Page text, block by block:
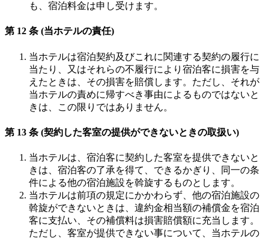
も、宿泊料金は申し受けます。
第 12 条 (当ホテルの責任)
当ホテルは宿泊契約及びこれに関連する契約の履行に
当たり、又はそれらの不履行により宿泊客に損害を与
えたときは、その損害を賠償します。ただし、それが
当ホテルの責めに帰すべき事由によるものではないと
きは、この限りではありません。
第 13 条 (契約した客室の提供ができないときの取扱い)
当ホテルは、宿泊客に契約した客室を提供できないと
きは、宿泊客の了承を得て、できるかぎり、同一の条
件による他の宿泊施設を斡旋するものとします。
当ホテルは前項の規定にかかわらず、他の宿泊施設の
斡旋ができないときは、違約金相当額の補償金を宿泊
客に支払い、その補償料は損害賠償額に充当します。
ただし、客室が提供できない事について、当ホテルの